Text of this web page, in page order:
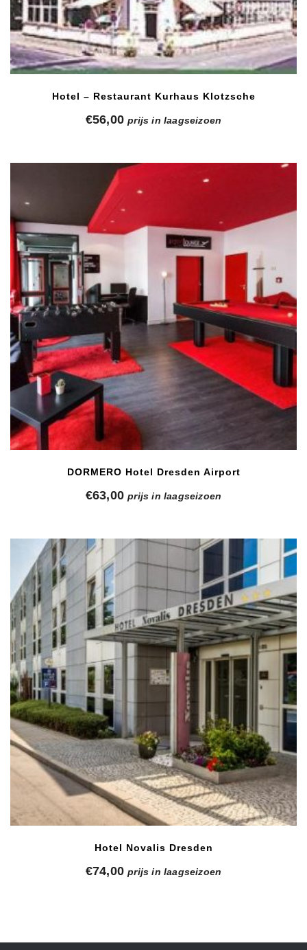
Hotel – Restaurant Kurhaus Klotzsche
€56,00 prijs in laagseizoen
DORMERO Hotel Dresden Airport
€63,00 prijs in laagseizoen
Hotel Novalis Dresden
€74,00 prijs in laagseizoen